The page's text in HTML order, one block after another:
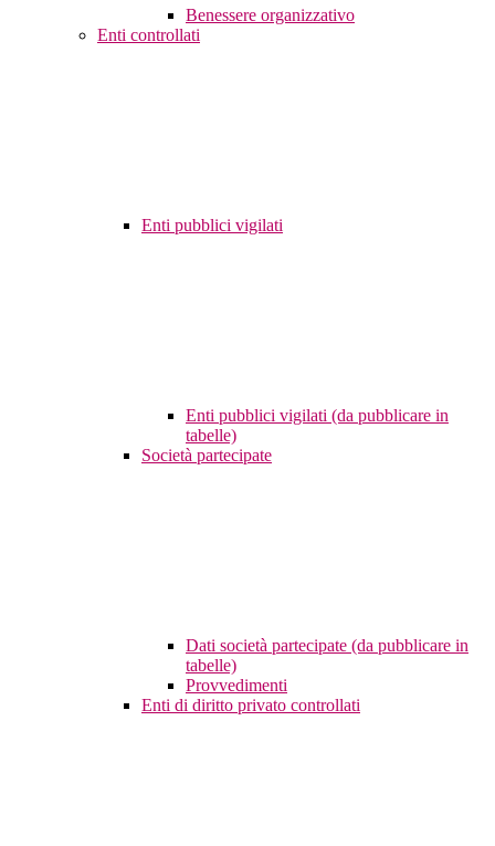
Benessere organizzativo
Enti controllati
Enti pubblici vigilati
Enti pubblici vigilati (da pubblicare in
tabelle)
Società partecipate
Dati società partecipate (da pubblicare in
tabelle)
Provvedimenti
Enti di diritto privato controllati